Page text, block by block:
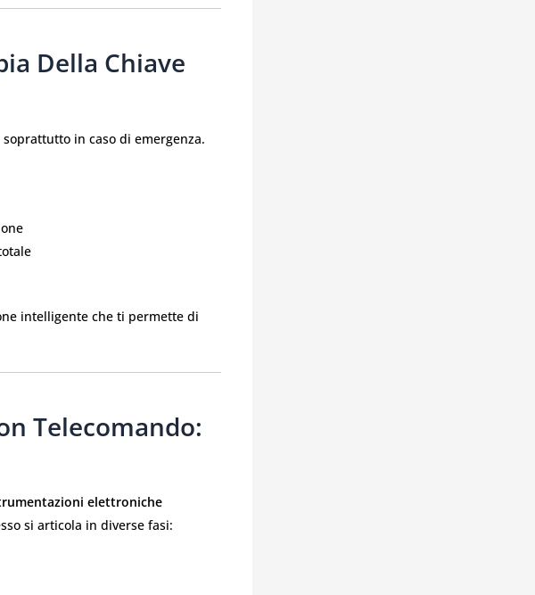
Della Chiave
in caso di emergenza.
intelligente che ti permette di
Telecomando:
elettroniche
si articola in diverse fasi: